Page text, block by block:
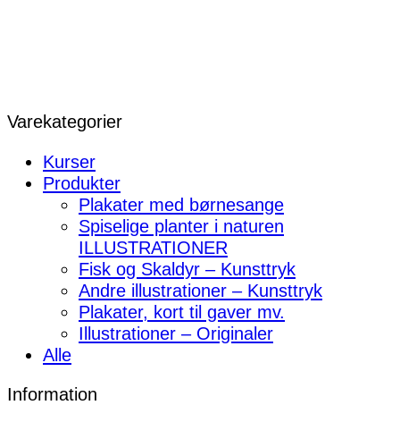
Varekategorier
Kurser
Produkter
Plakater med børnesange
Spiselige planter i naturen
ILLUSTRATIONER
Fisk og Skaldyr – Kunsttryk
Andre illustrationer – Kunsttryk
Plakater, kort til gaver mv.
Illustrationer – Originaler
Alle
Information